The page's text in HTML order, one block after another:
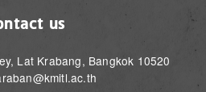
us
Lat Krabang, Bangkok 10520